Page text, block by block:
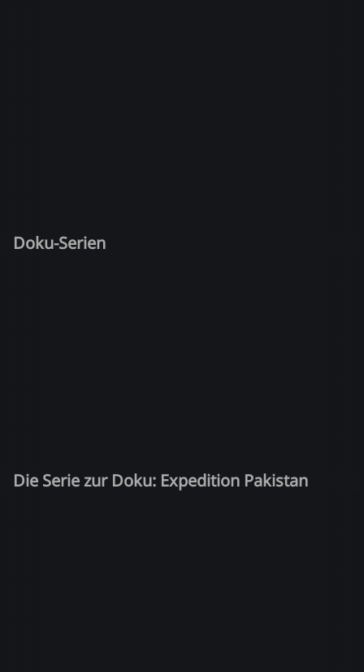
Doku-Serien
Die Serie zur Doku: Expedition Pakistan